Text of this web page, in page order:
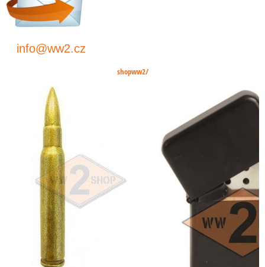
info@ww2.cz
shopww2/
US náboj .45